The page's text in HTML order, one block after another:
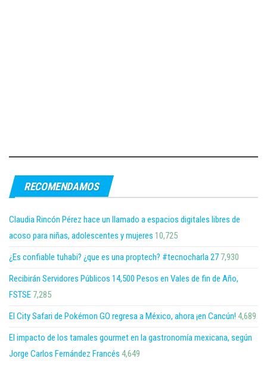
RECOMENDAMOS
Claudia Rincón Pérez hace un llamado a espacios digitales libres de
acoso para niñas, adolescentes y mujeres 10,725
¿Es confiable tuhabi? ¿que es una proptech? #tecnocharla 27 7,930
Recibirán Servidores Públicos 14,500 Pesos en Vales de fin de Año,
FSTSE 7,285
El City Safari de Pokémon GO regresa a México, ahora ¡en Cancún! 4,689
El impacto de los tamales gourmet en la gastronomía mexicana, según
Jorge Carlos Fernández Francés 4,649